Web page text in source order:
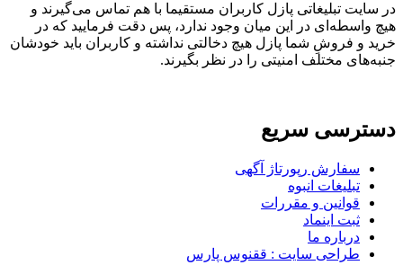
تبلیغاتی پازل کاربران مستقیما با هم تماس می‌گیرند و
در این میان وجود ندارد، پس دقت فرمایید که در
و فروشِ شما پازل هیچ دخالتی نداشته و کاربران باید خودشان
مختلف امنیتی را در نظر بگیرند.
سریع
سفارش رپورتاژ آگهی
تبلیغات انبوه
قوانین و مقررات
ثبت اینماد
درباره ما
طراحی سایت : ققنوس پارس